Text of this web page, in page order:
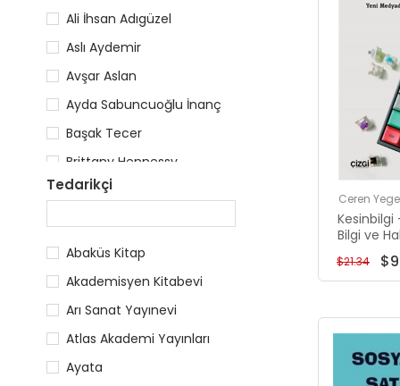
Ali İhsan Adıgüzel
Aslı Aydemir
Avşar Aslan
Ayda Sabuncuoğlu İnanç
Başak Tecer
Brittany Hennessy
Cabir Aliyev
Cem Zafer
Ceren Yegen
David Sumpter
Tedarikçi
Abaküs Kitap
Akademisyen Kitabevi
Arı Sanat Yayınevi
Atlas Akademi Yayınları
Ayata
Ceren
Bilgi ve
$21.34